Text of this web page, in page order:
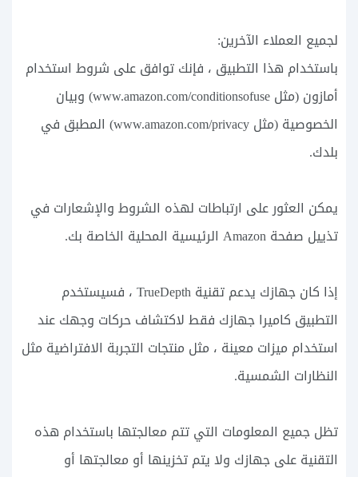
لجميع العملاء الآخرين:
باستخدام هذا التطبيق ، فإنك توافق على شروط استخدام
أمازون (مثل www.amazon.com/conditionsofuse) وبيان
الخصوصية (مثل www.amazon.com/privacy) المطبق في
بلدك.
يمكن العثور على ارتباطات لهذه الشروط والإشعارات في
تذييل صفحة Amazon الرئيسية المحلية الخاصة بك.
إذا كان جهازك يدعم تقنية TrueDepth ، فسيستخدم
التطبيق كاميرا جهازك فقط لاكتشاف حركات وجهك عند
استخدام ميزات معينة ، مثل منتجات التجربة الافتراضية مثل
النظارات الشمسية.
تظل جميع المعلومات التي تتم معالجتها باستخدام هذه
التقنية على جهازك ولا يتم تخزينها أو معالجتها أو